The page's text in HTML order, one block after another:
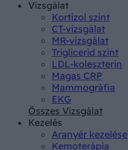
Vizsgálat
Kortizol szint
CT-vizsgálat
MR-vizsgálat
Triglicerid szint
LDL-koleszterin
Magas CRP
Mammográfia
EKG
Összes Vizsgálat
Kezelés
Aranyér kezelése
Kemoterápia